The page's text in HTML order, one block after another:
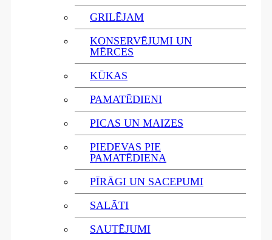
GRILĒJAM
KONSERVĒJUMI UN
MĒRCES
KŪKAS
PAMATĒDIENI
PICAS UN MAIZES
PIEDEVAS PIE
PAMATĒDIENA
PĪRĀGI UN SACEPUMI
SALĀTI
SAUTĒJUMI